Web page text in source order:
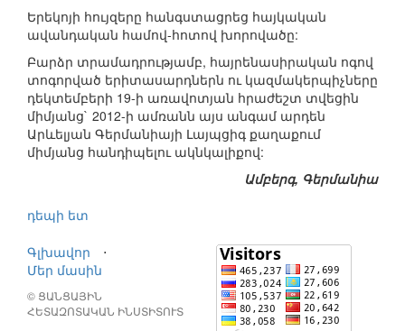
Երեկոյի հույզերը հանգստացրեց հայկական
ավանդական համով-հոտով խորովածը:
Բարձր տրամադրությամբ, հայրենասիրական ոգով
տոգորված երիտասարդներն ու կազմակերպիչները
դեկտեմբերի 19-ի առավոտյան հրաժեշտ տվեցին
միմյանց` 2012-ի ամռանն այս անգամ արդեն
Արևելյան Գերմանիայի Լայպցիգ քաղաքում
միմյանց հանդիպելու ակնկալիքով:
Ամբերգ, Գերմանիա
դեպի ետ
Գլխավոր
⋅
Մեր մասին
© ՑԱՆՑԱՅԻՆ
ՀԵՏԱԶՈՏԱԿԱՆ ԻՆՍՏԻՏՈՒՏ